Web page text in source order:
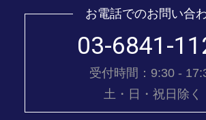
お電話でのお問い合
03-6841-
受付時間：9:30 -
土・日・祝日除く